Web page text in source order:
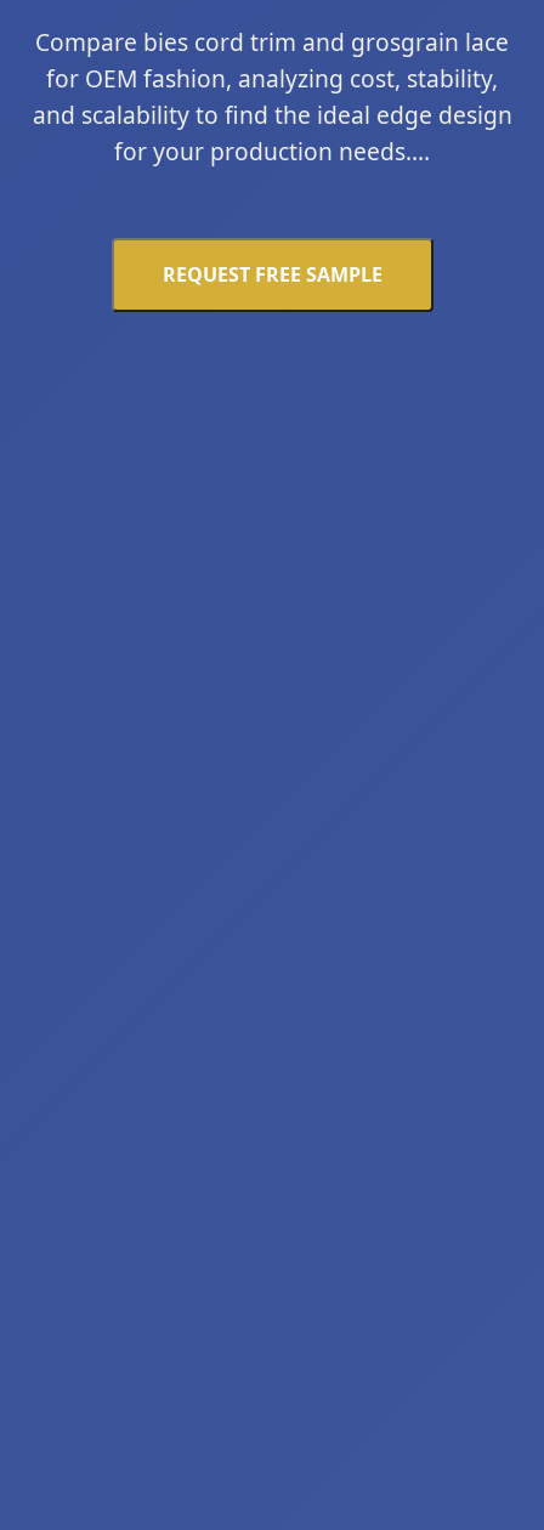
Compare bies cord trim and grosgrain lace
for OEM fashion, analyzing cost, stability,
and scalability to find the ideal edge design
for your production needs....
REQUEST FREE SAMPLE